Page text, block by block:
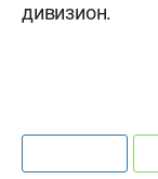
дивизион.